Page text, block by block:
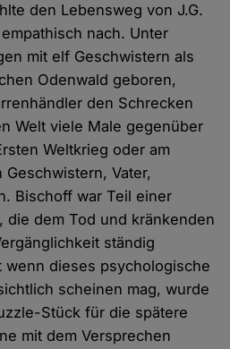
den Lebensweg von J.G.
nach. Unter
mit elf Geschwistern als
Odenwald geboren,
den Schrecken
Welt viele Male gegenüber
Weltkrieg oder am
Vater,
Bischoff war Teil einer
die dem Tod und kränkenden
ständig
wenn dieses psychologische
scheinen mag, wurde
Stück für die spätere
mit dem Versprechen